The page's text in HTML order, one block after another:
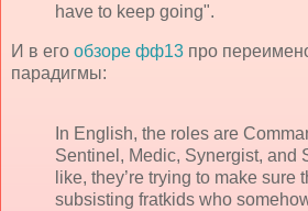
have to keep going".
И в его обзоре фф13 про
парадигмы:
In English, the roles are
Sentinel, Medic, Synergist, and
like, they’re trying to make sure
subsisting fratkids who